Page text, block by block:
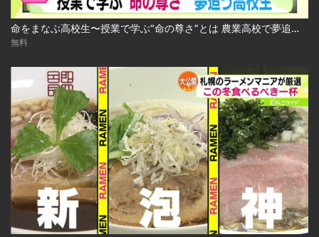
命をまなぶ高校生〜授業で学ぶ“命の尊さ”とは 農業高校で夢追う生徒たち 2024.10.29放送
無料